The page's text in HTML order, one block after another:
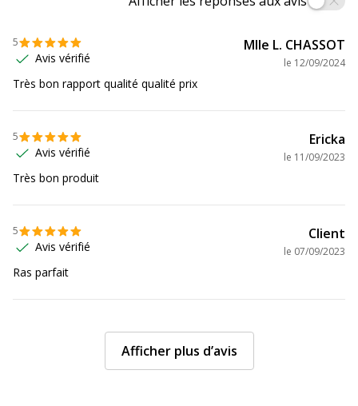
5
Avis vérifié
Mlle L. CHASSOT
le 12/09/2024
Très bon rapport qualité qualité prix
5
Avis vérifié
Ericka
le 11/09/2023
Très bon produit
5
Avis vérifié
Client
le 07/09/2023
Ras parfait
Afficher plus d’avis